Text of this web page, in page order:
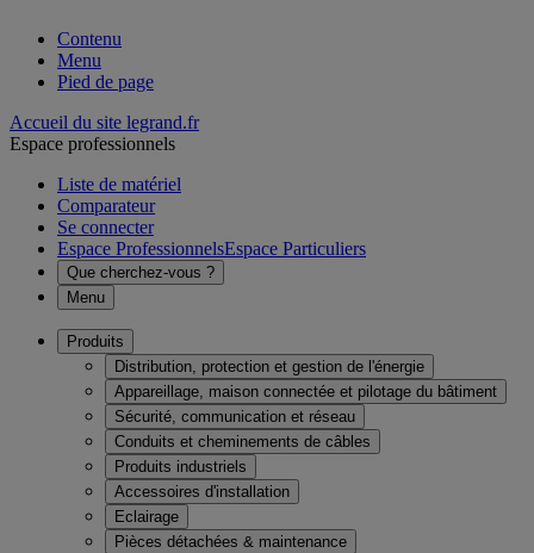
Contenu
Menu
Pied de page
Accueil du site legrand.fr
Espace professionnels
Liste de matériel
Comparateur
Se connecter
Espace ProfessionnelsEspace Particuliers
Que cherchez-vous ?
Menu
Produits
Distribution, protection et gestion de l'énergie
Appareillage, maison connectée et pilotage du bâtiment
Sécurité, communication et réseau
Conduits et cheminements de câbles
Produits industriels
Accessoires d'installation
Eclairage
Pièces détachées & maintenance